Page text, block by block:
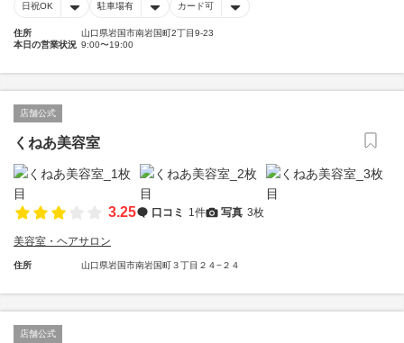
日祝OK 駐車場有 カード可
住所
山口県岩国市南岩国町2丁目9-23
本日の営業状況 9:00〜19:00
店舗公式
くねあ美容室
3.25 口コミ 1件 写真 3枚
美容室・ヘアサロン
住所 山口県岩国市南岩国町３丁目２４−２４
店舗公式